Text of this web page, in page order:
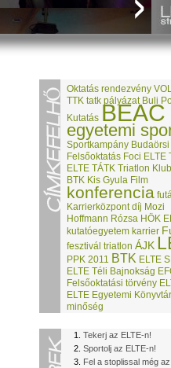
Oktatás rendezvény
TTK tatk pályázat Buli
Kutatás BEAC
egyetemi
Sportkampány
Felsőoktatás Foci ELTE
ELTE TÁTK Triatlon Klub
BTK Kis Gyula Film
konferencia
Karrierközpont díj Mozi
Hoffmann Rózsa HÖK
kutatóegyetem karrier
fesztivál triatlon ÁJK
PPK 2011 BTK ELTE
ELTE Téli Bajnokság
Felsőoktatási törvény
ELTE Egyetemi Könyvtár
minőség
Tekerj az ELTE-n!
Sportolj az ELTE-n!
Fel a stoplissal még